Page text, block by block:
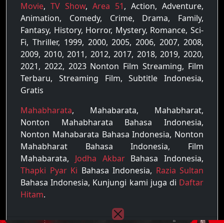
Movie, TV Show, Area 51, Action, Adventure,
Animation, Comedy, Crime, Drama, Family,
Fantasy, History, Horror, Mystery, Romance, Sci-
Fi, Thriller, 1999, 2000, 2005, 2006, 2007, 2008,
2009, 2010, 2011, 2012, 2017, 2018, 2019, 2020,
2021, 2022, 2023 Nonton Film Streaming, Film
Terbaru, Streaming Film, Subtitle Indonesia,
Gratis
Mahabharata, Mahabarata, Mahabharat,
Nonton Mahabharata Bahasa Indonesia,
Nonton Mahabarata Bahasa Indonesia, Nonton
Mahabharat Bahasa Indonesia, Film
Mahabarata, Jodha AkbarBahasa Indonesia,
Thapki Pyar Ki Bahasa Indonesia, Razia Sultan
Bahasa Indonesia, Kunjungi kami juga di Daftar
Hitam.